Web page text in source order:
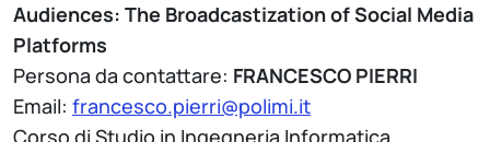
Audiences: The Broadcastization of Social Media
Platforms
Persona da contattare: FRANCESCO PIERRI
Email: francesco.pierri@polimi.it